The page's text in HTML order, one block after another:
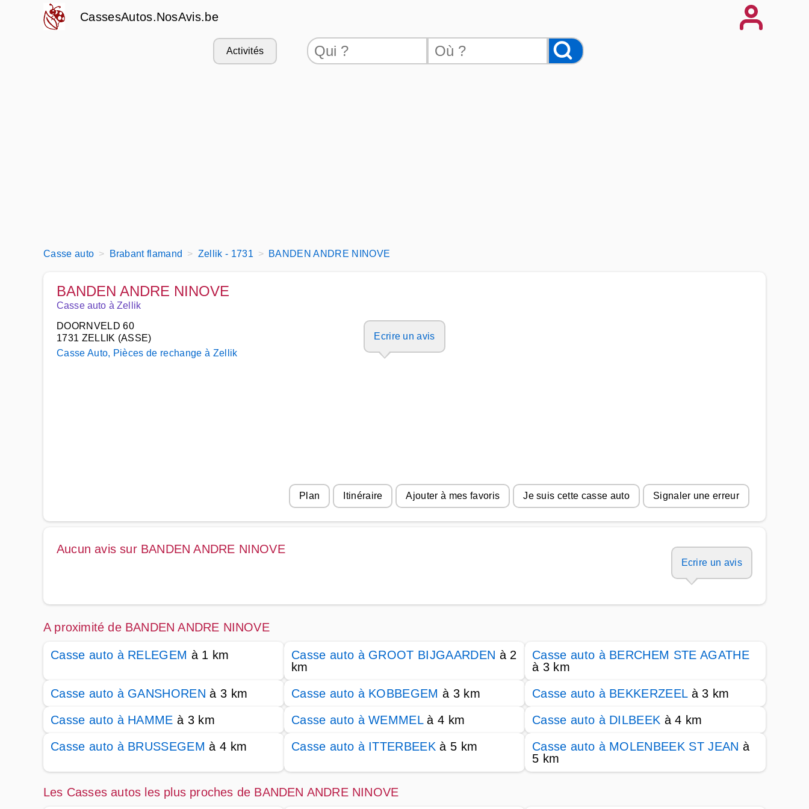
CassesAutos.NosAvis.be
Activités
Casse auto Brabant flamand Zellik - 1731 BANDEN ANDRE NINOVE
BANDEN ANDRE NINOVE
Casse auto à Zellik
DOORNVELD 60
1731 ZELLIK (ASSE)
Casse Auto, Pièces de rechange à Zellik
Ecrire un avis
Plan Itinéraire Ajouter à mes favoris Je suis cette casse auto Signaler une erreur
Aucun avis sur BANDEN ANDRE NINOVE
Ecrire un avis
A proximité de BANDEN ANDRE NINOVE
Casse auto à RELEGEM à 1 km Casse auto à GROOT BIJGAARDEN à 2
km
Casse auto à BERCHEM STE AGATHE
à 3 km
Casse auto à GANSHOREN à 3 km Casse auto à KOBBEGEM à 3 km Casse auto à BEKKERZEELà 3 km
Casse auto à HAMME à 3 km Casse auto à WEMMELà 4 km Casse auto à DILBEEK à 4 km
Casse auto à BRUSSEGEM à 4 km Casse auto à ITTERBEEK à 5 km Casse auto à MOLENBEEK ST JEAN à
5 km
Les Casses autos les plus proches de BANDEN ANDRE NINOVE